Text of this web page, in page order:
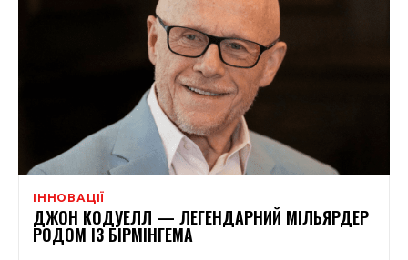
ІННОВАЦІЇ
ДЖОН КОДУЕЛЛ — ЛЕГЕНДАРНИЙ МІЛЬЯРДЕР
РОДОМ ІЗ БІРМІНГЕМА